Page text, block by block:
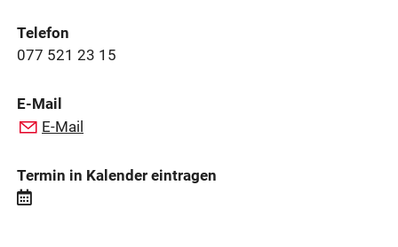
Telefon
077 521 23 15
E-Mail
E-Mail
Termin in Kalender eintragen